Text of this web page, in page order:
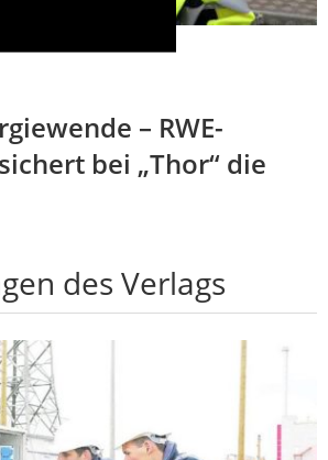
– RWE-
bei „Thor“ die
des Verlags